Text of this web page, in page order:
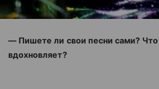
— Пишете ли свои песни сами? Что
вдохновляет?